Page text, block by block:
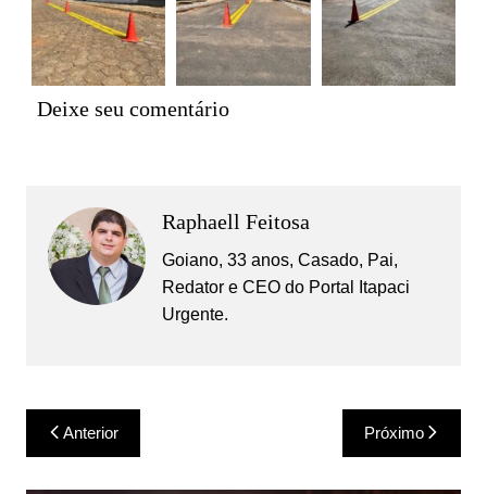
Deixe seu comentário
Raphaell Feitosa
Goiano, 33 anos, Casado, Pai,
Redator e CEO do Portal Itapaci
Urgente.
Navegação
de
Anterior Próximo